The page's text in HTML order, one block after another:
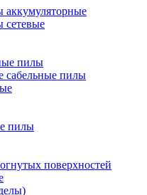
сетевые
пилы
сабельные пилы
пилы
поверхностей